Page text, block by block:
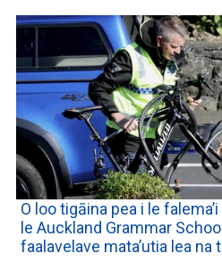
O loo tigāina pea i le
le Auckland Grammar
faalavelave mata’utia lea na